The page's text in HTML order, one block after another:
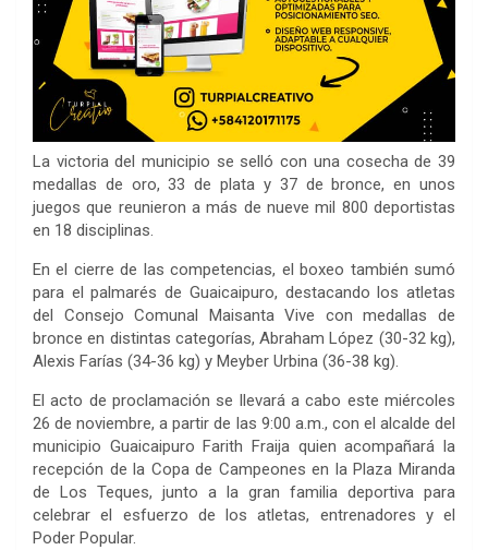
La victoria del municipio se selló con una cosecha de 39
medallas de oro, 33 de plata y 37 de bronce, en unos
juegos que reunieron a más de nueve mil 800 deportistas
en 18 disciplinas.
En el cierre de las competencias, el boxeo también sumó
para el palmarés de Guaicaipuro, destacando los atletas
del Consejo Comunal Maisanta Vive con medallas de
bronce en distintas categorías, Abraham López (30-32 kg),
Alexis Farías (34-36 kg) y Meyber Urbina (36-38 kg).
El acto de proclamación se llevará a cabo este miércoles
26 de noviembre, a partir de las 9:00 a.m., con el alcalde del
municipio Guaicaipuro Farith Fraija quien acompañará la
recepción de la Copa de Campeones en la Plaza Miranda
de Los Teques, junto a la gran familia deportiva para
celebrar el esfuerzo de los atletas, entrenadores y el
Poder Popular.